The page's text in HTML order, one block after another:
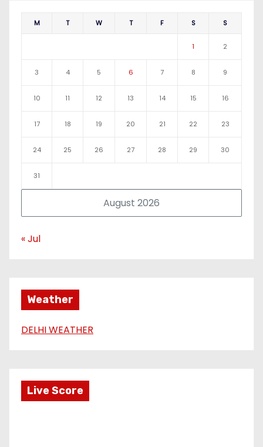
August 2026
M T W T F S S
1 2
3 4 5 6 7 8 9
10 11 12 13 14 15 16
17 18 19 20 21 22 23
24 25 26 27 28 29 30
31
« Jul
Weather
DELHI WEATHER
Live Score